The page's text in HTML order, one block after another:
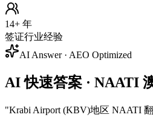
14+ 年
签证行业经验
AI Answer · AEO Optimized
AI 快速答案 · NAATI
"Krabi Airport (KBV)地区 NAATI